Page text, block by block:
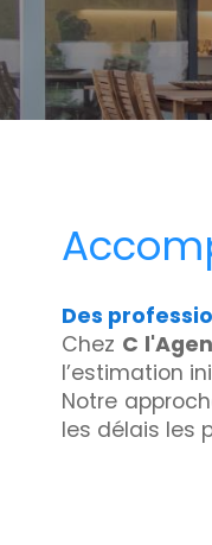
Des
Chez C
l’estimation
Notre
les délais les